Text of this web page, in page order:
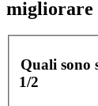
migliorare
Quali sono
1/2